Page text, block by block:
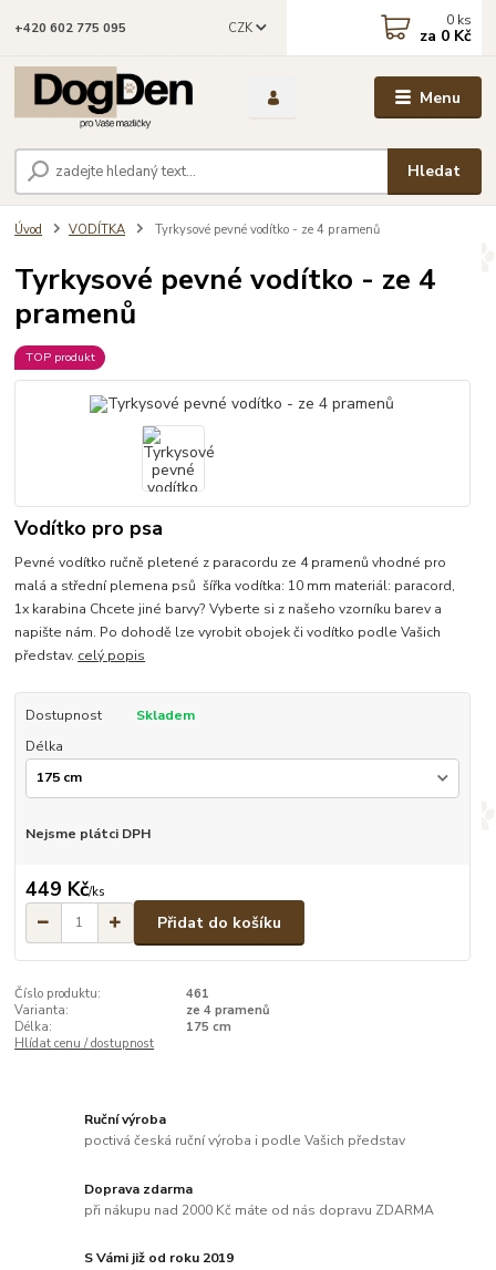
Menu
CZK
Hledat
+420 602 775 095 0 ks
za 0 Kč
Úvod VODÍTKA Tyrkysové pevné vodítko - ze 4 pramenů
Tyrkysové pevné vodítko - ze 4
pramenů
TOP produkt
Vodítko pro psa
Pevné vodítko ručně pletené z paracordu ze 4 pramenů vhodné pro
malá a střední plemena psů šířka vodítka: 10 mm materiál: paracord,
1x karabina Chcete jiné barvy? Vyberte si z našeho vzorníku barev a
napište nám. Po dohodě lze vyrobit obojek či vodítko podle Vašich
představ. celý popis
Dostupnost
Skladem
Délka
Nejsme plátci DPH
449 Kč/ks
Přidat do košíku
Číslo produktu:
461
Varianta:
ze 4 pramenů
Délka:
175 cm
Hlídat cenu / dostupnost
Ruční výroba
poctivá česká ruční výroba i podle Vašich představ
Doprava zdarma
při nákupu nad 2000 Kč máte od nás dopravu ZDARMA
S Vámi již od roku 2019